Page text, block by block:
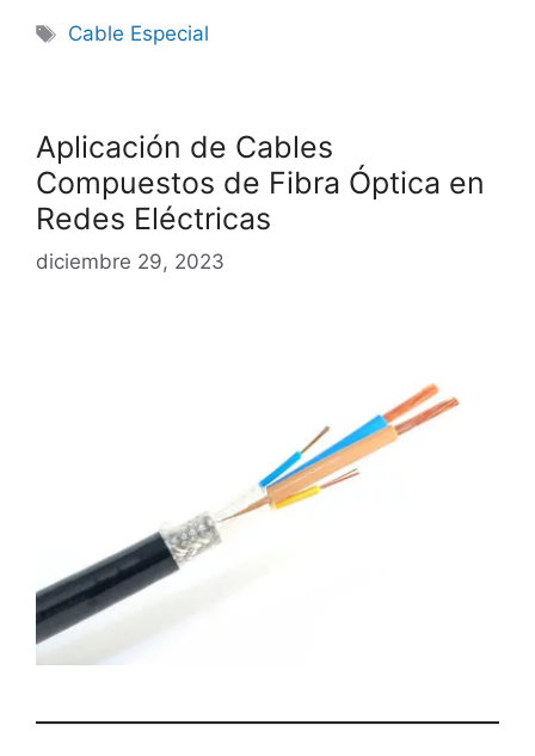
Cable Especial
Aplicación de Cables
Compuestos de Fibra Óptica en
Redes Eléctricas
diciembre 29, 2023